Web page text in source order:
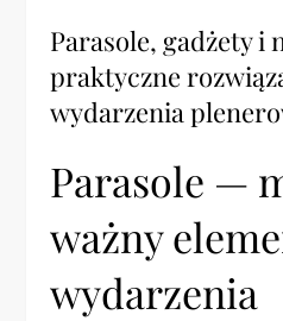
Parasole, gadżety i
praktyczne
wydarzenia
Parasole —
ważny
wydarzenia